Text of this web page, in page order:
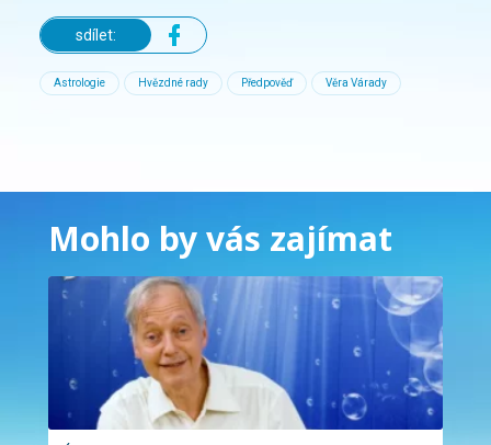
sdílet:
Astrologie Hvězdné rady Předpověď Věra Várady
Mohlo by vás zajímat